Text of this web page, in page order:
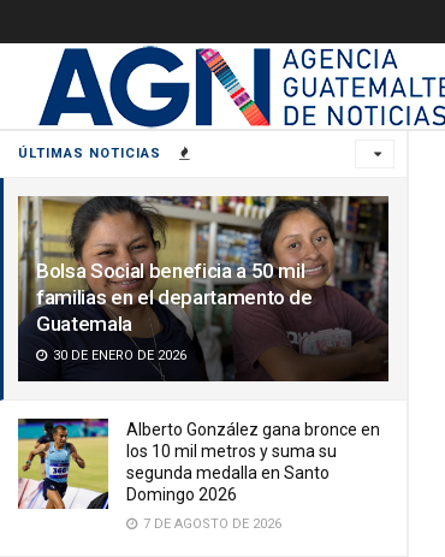
ÚLTIMAS NOTICIAS
Bolsa Social beneficia a 50 mil
familias en el departamento de
Guatemala
30 DE ENERO DE 2026
Alberto González gana bronce en
los 10 mil metros y suma su
segunda medalla en Santo
Domingo 2026
7 DE AGOSTO DE 2026